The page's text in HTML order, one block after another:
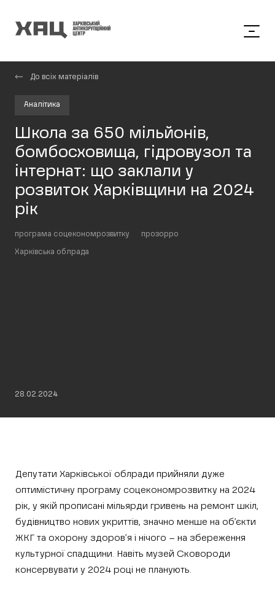
До всіх матеріалів
Аналітика
Школа за 650 мільйонів,
бомбосховища, гідровузол та
інтернат: що заклали у
розвиток Харківщини на 2024
рік
програма соцекономрозвитку прозорро
Харківська облрада
28.02.2024
Депутати Харківської облради прийняли дуже
оптимістичну програму соцекономрозвитку на 2024
рік, у якій прописані мільярди гривень на ремонт шкіл,
будівництво нових укриттів, значно менше на об’єкти
ЖКГ та охорону здоров’я і нічого – на збереження
культурної спадщини. Навіть музей Сковороди
консервувати у 2024 році не планують.